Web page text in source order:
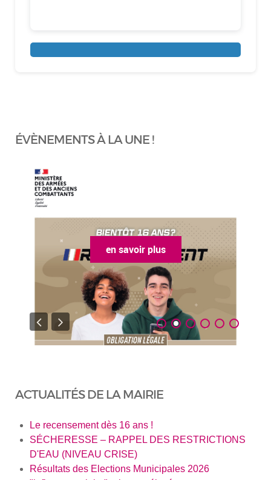
ÉVÈNEMENTS À LA UNE !
en savoir plus
ACTUALITÉS DE LA MAIRIE
Le recensement dès 16 ans !
SÉCHERESSE – RAPPEL DES RESTRICTIONS
D'EAU (NIVEAU CRISE)
Résultats des Elections Municipales 2026